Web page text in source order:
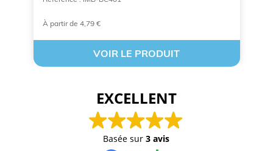
À partir de 4,79 €
VOIR LE PRODUIT
EXCELLENT
Basée sur3 avis